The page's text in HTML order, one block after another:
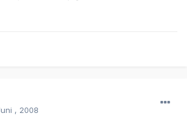
, 2008